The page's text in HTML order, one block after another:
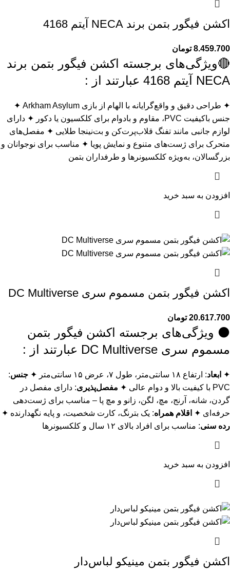
اکشن فیگور بتمن برند NECA آیتم 4168
8.459.700 تومان
🔴ویژگی‌های برجسته اکشن فیگور بتمن برند
NECA آیتم 4168 عبارتند از :
✦ طراحی دقیق و واقع‌گرایانه با الهام از بازی Arkham Asylum ✦
جنس باکیفیت PVC، مقاوم و بادوام برای کلکسیون یا دکور ✦ دارای
لوازم جانبی مانند تفنگ قلاب‌پرت‌کن و بت‌نینجا طلایی ✦ مفصل‌های
متحرک برای ژست‌های متنوع و نمایش پویا ✦ مناسب برای نوجوانان و
بزرگسالان، به‌ویژه کلکسیونرها و طرفداران بتمن
افزودن به سبد خرید
اکشن فیگور بتمن مسموم سری DC Multiverse
20.617.700 تومان
⚫ ویژگی‌های برجسته اکشن فیگور بتمن
مسموم سری DC Multiverse عبارتند از :
✦ ابعاد: ارتفاع ۱۸ سانتی‌متر، طول ۷، عرض ۱۵ سانتی‌متر ✦ جنس:
PVC با کیفیت بالا و دوام عالی ✦
مفصل‌پذیری: دارای مفصل در
گردن، شانه، آرنج، مچ، لگن، زانو و مچ پا – مناسب برای ژست‌دهی
حرفه‌ای ✦ اقلام همراه: یک بترنگ، کارت شخصیت، و پایه نگهدارنده ✦
رده سنی: مناسب برای افراد بالای ۱۲ سال و کلکسیونرها
افزودن به سبد خرید
اکشن فیگور بتمن مینيکو لباس‌دار